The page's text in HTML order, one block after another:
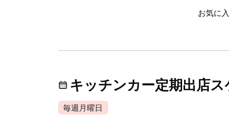
お気に
キッチンカー定期出店
毎週月曜日